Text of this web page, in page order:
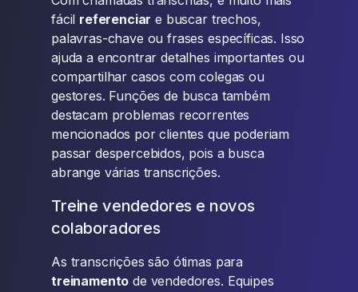
fácil referenciar e buscar trechos,
palavras-chave ou frases específicas. Isso
ajuda a encontrar detalhes importantes ou
compartilhar casos com colegas ou
gestores. Funções de busca também
destacam problemas recorrentes
mencionados por clientes que poderiam
passar despercebidos, pois a busca
abrange várias transcrições.
Treine vendedores e novos
colaboradores
As transcrições são ótimas para
treinamento de vendedores. Equipes